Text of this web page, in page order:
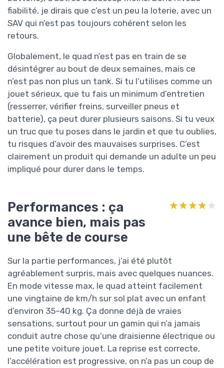
fiabilité, je dirais que c’est un peu la loterie, avec un
SAV qui n’est pas toujours cohérent selon les
retours.
Globalement, le quad n’est pas en train de se
désintégrer au bout de deux semaines, mais ce
n’est pas non plus un tank. Si tu l’utilises comme un
jouet sérieux, que tu fais un minimum d’entretien
(resserrer, vérifier freins, surveiller pneus et
batterie), ça peut durer plusieurs saisons. Si tu veux
un truc que tu poses dans le jardin et que tu oublies,
tu risques d’avoir des mauvaises surprises. C’est
clairement un produit qui demande un adulte un peu
impliqué pour durer dans le temps.
Performances : ça
avance bien, mais pas
une bête de course
★★★★★
★★★★★
Sur la partie performances, j’ai été plutôt
agréablement surpris, mais avec quelques nuances.
En mode vitesse max, le quad atteint facilement
une vingtaine de km/h sur sol plat avec un enfant
d’environ 35–40 kg. Ça donne déjà de vraies
sensations, surtout pour un gamin qui n’a jamais
conduit autre chose qu’une draisienne électrique ou
une petite voiture jouet. La reprise est correcte,
l’accélération est progressive, on n’a pas un coup de